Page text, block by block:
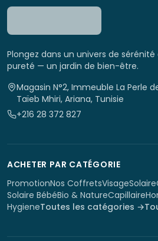
Plongez dans un univers de sérénité
pureté — un jardin de bien-être.
Magasin N°2, Immeuble La Perle
Taïeb Mhiri, Ariana, Tunisie
+216 28 372 827
ACHETER PAR CATÉGORIE
PromotionNos CoffretsVisageSolaire
Solaire BébéBio & NatureCapillaire
HygieneToutes les catégories →